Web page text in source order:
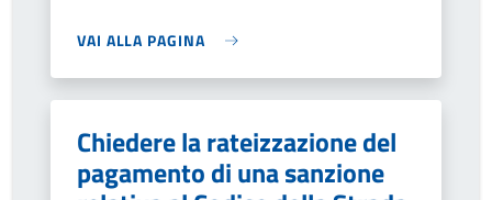
VAI ALLA PAGINA
Chiedere la rateizzazione del
pagamento di una sanzione